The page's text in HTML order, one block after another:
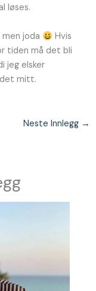
løses.
men joda
Hvis
tiden må det bli
jeg elsker
mitt.
Neste Innlegg →